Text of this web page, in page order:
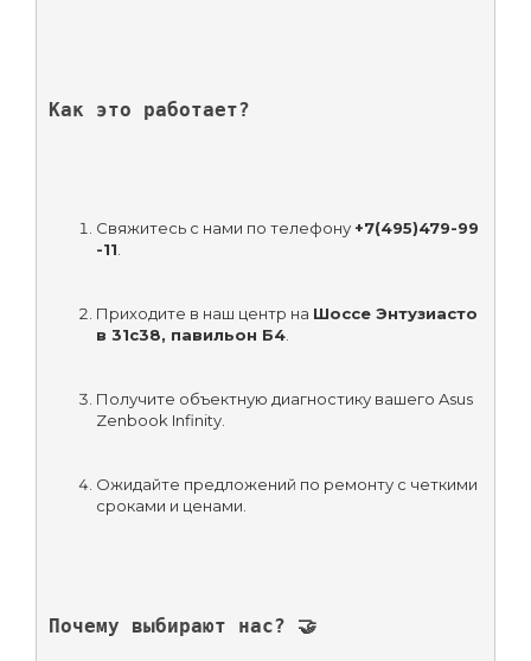
Как это работает?
Свяжитесь с нами по телефону +7(495)479-99
-11
Приходите в наш центр на Шоссе Энтузиасто
в 31с38, павильон Б4.
Получите объектную диагностику вашего Asus
Zenbook Infinity.
Ожидайте предложений по ремонту с четкими
сроками и ценами.
Почему выбирают нас? 🤝